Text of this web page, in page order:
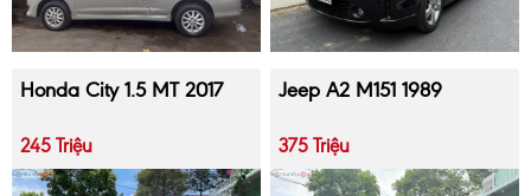
Honda City 1.5 MT 2017
245 Triệu
Jeep A2 M151 1989
375 Triệu